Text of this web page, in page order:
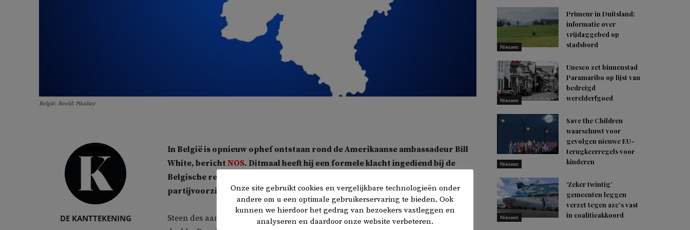
België. Beeld: Pixabay
DE KANTTEKENING
In België is opnieuw ophef ontstaan rond de Amerikaanse ambassadeur Bill
White, bericht NOS. Ditmaal heeft hij een formele klacht ingediend bij de
Belgische regering over Conner Rousseau, parlementslid en
partijvoorzitter van de sociaaldemocratische partij Vooruit.
Steen des aanstoots is een filmpje dat Rousseau vijf weken geleden op Instagram
Nieuws
Primeur in Duitsland:
informatie over
vrijdaggebed op
stadsbord
Nieuws
Unesco zet binnenstad
Paramaribo op lijst van
bedreigd
werelderfgoed
Nieuws
Save the Children
waarschuwt voor
gevolgen nieuwe EU-
terugkeerregels voor
kinderen
Nieuws
‘Zeker twintig’
gemeenten leggen
verzet tegen azc’s vast
in coalitieakkoord
Onze site gebruikt cookies en vergelijkbare technologieën onder
andere om u een optimale gebruikerservaring te bieden. Ook
kunnen we hierdoor het gedrag van bezoekers vastleggen en
analyseren en daardoor onze website verbeteren.